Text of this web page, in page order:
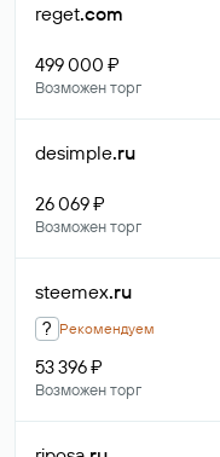
reget.com
499 000 ₽
Возможен торг
desimple.ru
26 069 ₽
Возможен торг
steemex.ru
? Рекомендуем
53 396 ₽
Возможен торг